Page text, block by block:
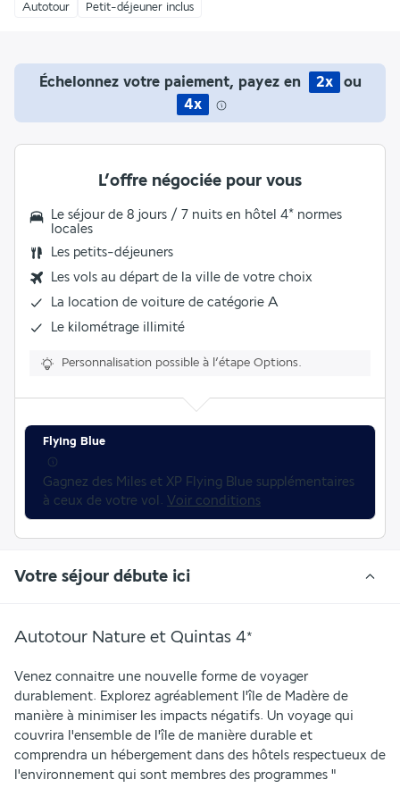
Autotour Petit-déjeuner inclus
Échelonnez votre paiement, payez en 2x
ou
4x
L’offre négociée pour vous
Le séjour de 8 jours / 7 nuits en hôtel 4* normes
locales
Les petits-déjeuners
Les vols au départ de la ville de votre choix
La location de voiture de catégorie A
Le kilométrage illimité
Personnalisation possible à l’étape Options.
Flying Blue
Gagnez des Miles et XP Flying Blue supplémentaires
à ceux de votre vol. Voir conditions
Votre séjour débute ici
Autotour Nature et Quintas 4*
Venez connaitre une nouvelle forme de voyager
durablement. Explorez agréablement l'île de Madère de
manière à minimiser les impacts négatifs. Un voyage qui
couvrira l'ensemble de l'île de manière durable et
comprendra un hébergement dans des hôtels respectueux de
l'environnement qui sont membres des programmes "